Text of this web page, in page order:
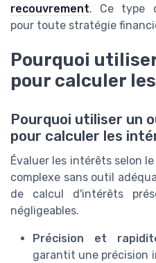
recouvrement. Ce type
pour toute stratégie
Pourquoi
pour calculer
Pourquoi utiliser un
pour calculer les
Évaluer les intérêts selon
complexe sans outil
de calcul d'intérêts
négligeables.
Précision et
garantit une précision